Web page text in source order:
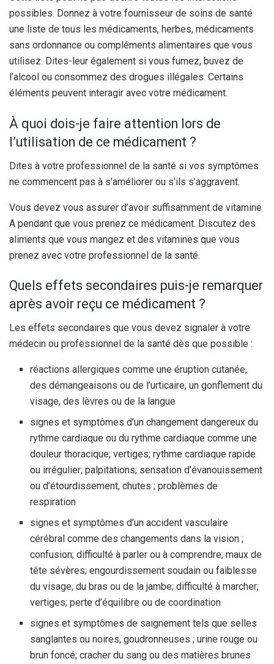
possibles. Donnez à votre fournisseur de soins de santé
une liste de tous les médicaments, herbes, médicaments
sans ordonnance ou compléments alimentaires que vous
utilisez. Dites-leur également si vous fumez, buvez de
l’alcool ou consommez des drogues illégales. Certains
éléments peuvent interagir avec votre médicament.
À quoi dois-je faire attention lors de
l’utilisation de ce médicament ?
Dites à votre professionnel de la santé si vos symptômes
ne commencent pas à s’améliorer ou s’ils s’aggravent.
Vous devez vous assurer d’avoir suffisamment de vitamine
A pendant que vous prenez ce médicament. Discutez des
aliments que vous mangez et des vitamines que vous
prenez avec votre professionnel de la santé.
Quels effets secondaires puis-je remarquer
après avoir reçu ce médicament ?
Les effets secondaires que vous devez signaler à votre
médecin ou professionnel de la santé dès que possible :
réactions allergiques comme une éruption cutanée,
des démangeaisons ou de l’urticaire, un gonflement du
visage, des lèvres ou de la langue
signes et symptômes d’un changement dangereux du
rythme cardiaque ou du rythme cardiaque comme une
douleur thoracique; vertiges; rythme cardiaque rapide
ou irrégulier; palpitations; sensation d’évanouissement
ou d’étourdissement, chutes ; problèmes de
respiration
signes et symptômes d’un accident vasculaire
cérébral comme des changements dans la vision ;
confusion; difficulté à parler ou à comprendre; maux de
tête sévères; engourdissement soudain ou faiblesse
du visage, du bras ou de la jambe; difficulté à marcher;
vertiges; perte d’équilibre ou de coordination
signes et symptômes de saignement tels que selles
sanglantes ou noires, goudronneuses ; urine rouge ou
brun foncé; cracher du sang ou des matières brunes